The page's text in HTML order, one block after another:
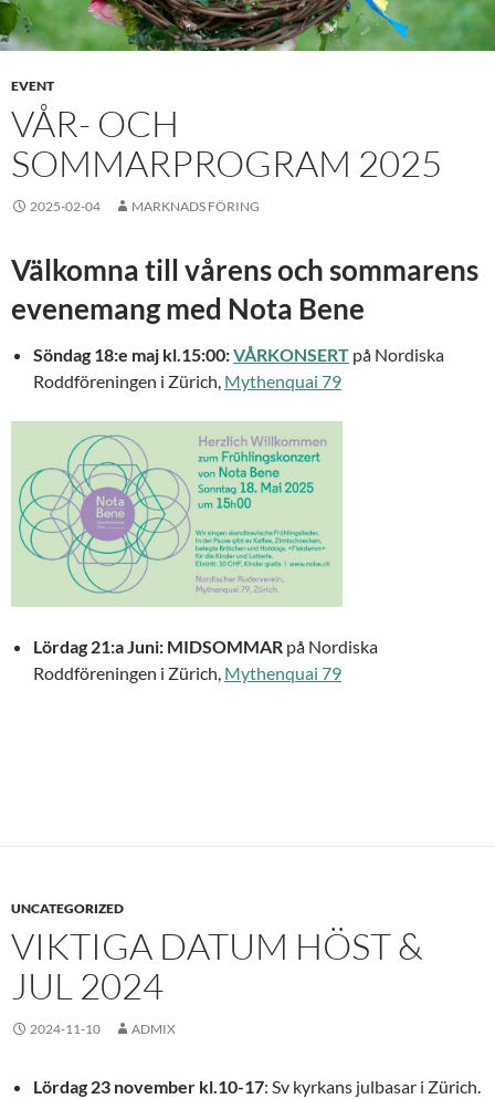
EVENT
VÅR- OCH
SOMMARPROGRAM 2025
2025-02-04 MARKNADS FÖRING
Välkomna till vårens och sommarens
evenemang med Nota Bene
Söndag 18:e maj kl.15:00:VÅRKONSERT på Nordiska
Roddföreningen i Zürich, Mythenquai 79
Lördag 21:a Juni: MIDSOMMAR på Nordiska
Roddföreningen i Zürich, Mythenquai 79
UNCATEGORIZED
VIKTIGA DATUM HÖST &
JUL 2024
2024-11-10 ADMIX
Lördag 23 november kl.10-17: Sv kyrkans julbasar i Zürich.